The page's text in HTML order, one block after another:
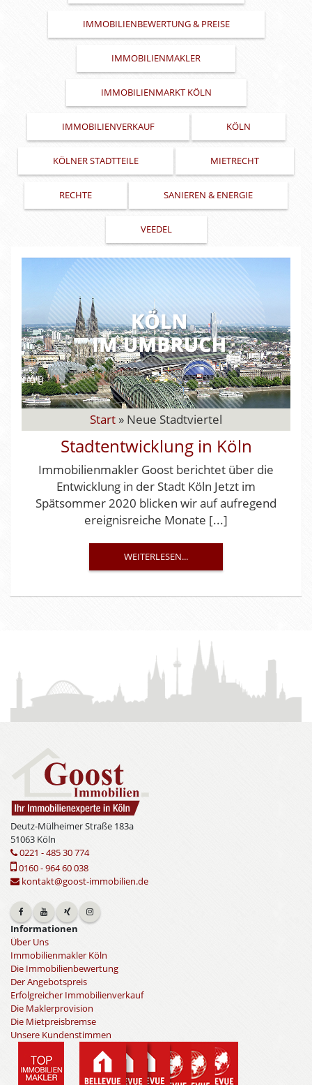
IMMOBILIENBEWERTUNG & PREISE
IMMOBILIENMAKLER
IMMOBILIENMARKT KÖLN
IMMOBILIENVERKAUF KÖLN
KÖLNER STADTTEILE MIETRECHT
RECHTE SANIEREN & ENERGIE
VEEDEL
Start » Neue Stadtviertel
Stadtentwicklung in Köln
Immobilienmakler Goost berichtet über die
Entwicklung in der Stadt Köln Jetzt im
Spätsommer 2020 blicken wir auf aufregend
ereignisreiche Monate [...]
WEITERLESEN...
Deutz-Mülheimer Straße 183a
51063 Köln
0221 - 485 30 774
0160 - 964 60 038
kontakt@goost-immobilien.de
Informationen
Über Uns
Immobilienmakler Köln
Die Immobilienbewertung
Der Angebotspreis
Erfolgreicher Immobilienverkauf
Die Maklerprovision
Die Mietpreisbremse
Unsere Kundenstimmen